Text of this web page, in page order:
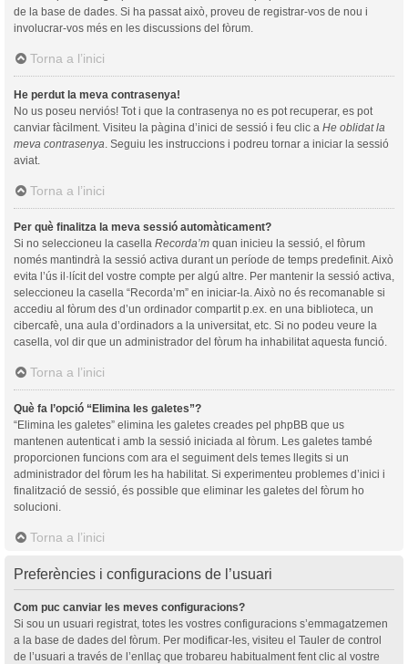
de la base de dades. Si ha passat això, proveu de registrar-vos de nou i
involucrar-vos més en les discussions del fòrum.
Torna a l’inici
He perdut la meva contrasenya!
No us poseu nerviós! Tot i que la contrasenya no es pot recuperar, es pot
canviar fàcilment. Visiteu la pàgina d’inici de sessió i feu clic a He oblidat la
meva contrasenya . Seguiu les instruccions i podreu tornar a iniciar la sessió
aviat.
Torna a l’inici
Per què finalitza la meva sessió automàticament?
Si no seleccioneu la casella Recorda’m quan inicieu la sessió, el fòrum
només mantindrà la sessió activa durant un període de temps predefinit. Això
evita l’ús il·lícit del vostre compte per algú altre. Per mantenir la sessió activa,
seleccioneu la casella “Recorda’m” en iniciar-la. Això no és recomanable si
accediu al fòrum des d’un ordinador compartit p.ex. en una biblioteca, un
cibercafè, una aula d’ordinadors a la universitat, etc. Si no podeu veure la
casella, vol dir que un administrador del fòrum ha inhabilitat aquesta funció.
Torna a l’inici
Què fa l’opció “Elimina les galetes”?
“Elimina les galetes” elimina les galetes creades pel phpBB que us
mantenen autenticat i amb la sessió iniciada al fòrum. Les galetes també
proporcionen funcions com ara el seguiment dels temes llegits si un
administrador del fòrum les ha habilitat. Si experimenteu problemes d’inici i
finalització de sessió, és possible que eliminar les galetes del fòrum ho
solucioni.
Torna a l’inici
Preferències i configuracions de l’usuari
Com puc canviar les meves configuracions?
Si sou un usuari registrat, totes les vostres configuracions s’emmagatzemen
a la base de dades del fòrum. Per modificar-les, visiteu el Tauler de control
de l’usuari a través de l’enllaç que trobareu habitualment fent clic al vostre